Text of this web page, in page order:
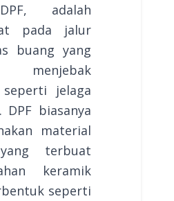
adalah
pada jalur
buang yang
menjebak
jelaga
DPF biasanya
material
terbuat
keramik
seperti